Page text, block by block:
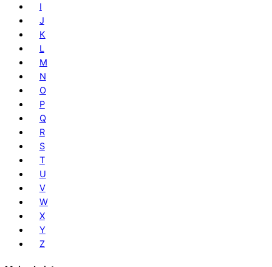
I
J
K
L
M
N
O
P
Q
R
S
T
U
V
W
X
Y
Z